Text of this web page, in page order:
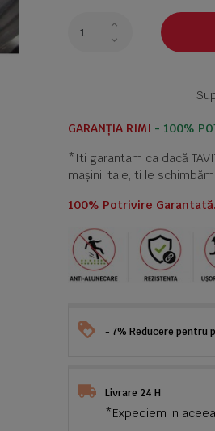
GARANȚIA RIMI - 100%
*Iti garantam ca dacă
mașinii tale, ti le
100% Potrivire
- 7% Reducere pentru
Livrare 24 H
*Expediem in